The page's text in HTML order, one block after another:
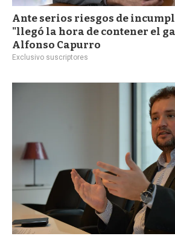
Ante serios riesgos de
"llegó la hora de contener el
Alfonso Capurro
Exclusivo suscriptores